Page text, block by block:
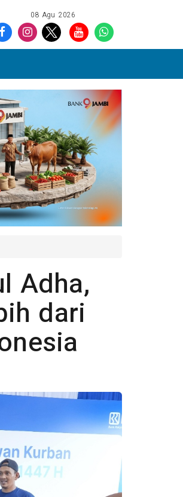
08 Agu 2026
Adha,
dari